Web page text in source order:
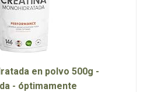
en polvo 500g -
- óptimamente